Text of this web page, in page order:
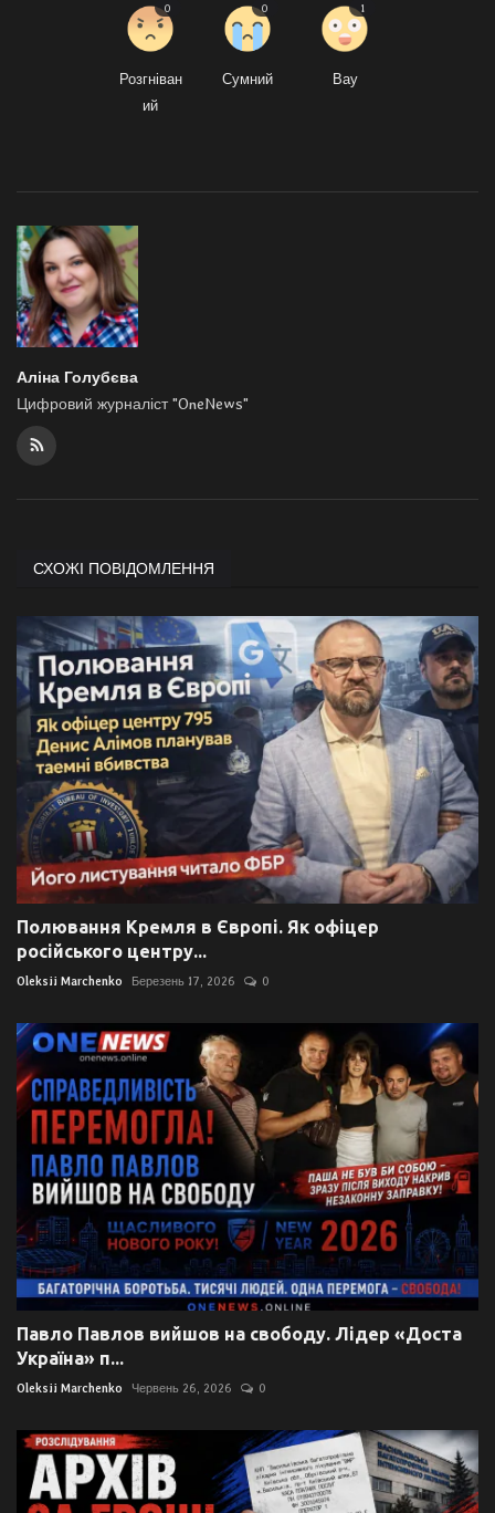
Розгніван
ий
0
Сумний
0
Вау
1
Аліна Голубєва
Цифровий журналіст "OneNews"
СХОЖІ ПОВІДОМЛЕННЯ
Полювання Кремля в Європі. Як офіцер
російського центру...
Oleksii Marchenko Березень 17, 2026 0
Павло Павлов вийшов на свободу. Лідер «Доста
Україна» п...
Oleksii Marchenko Червень 26, 2026 0